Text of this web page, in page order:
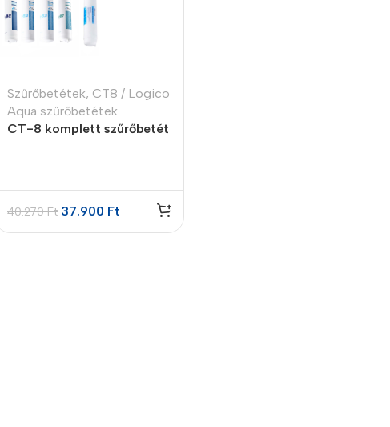
Szűrőbetétek, CT8 / Logico
Aqua szűrőbetétek
CT-8 komplett szűrőbetét
40.270Ft 37.900 Ft